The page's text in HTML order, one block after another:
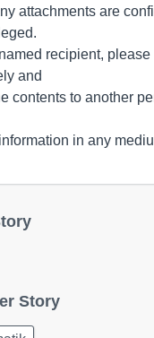
attachments are
recipient,
and
contents to another
in any
Story